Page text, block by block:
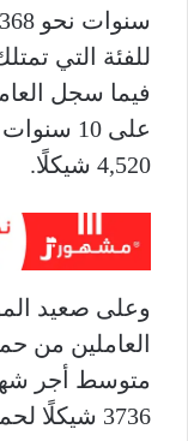
فيما سجل
على 10
4,520 شيكلًا.
وعلى صعيد
العاملين من
3736 شيكلًا لحملة الدبلوم المتوسط فأعلى.